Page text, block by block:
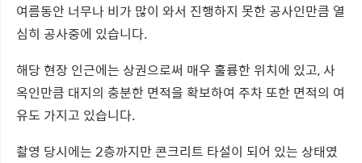
여름동안 너무나 비가 많이 와서 진행하지 못한 공사인만큼 열
심히 공사중에 있습니다.
해당 현장 인근에는 상권으로써 매우 훌륭한 위치에 있고, 사
옥인만큼 대지의 충분한 면적을 확보하여 주차 또한 면적의 여
유도 가지고 있습니다.
촬영 당시에는 2층까지만 콘크리트 타설이 되어 있는 상태였